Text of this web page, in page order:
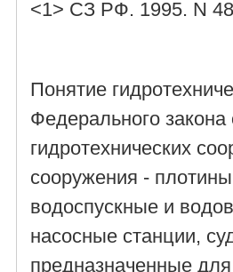
<1> СЗ РФ. 1995. N
Понятие
Федерального
гидротехнических
сооружения -
водоспускные и
насосные станции,
предназначенные